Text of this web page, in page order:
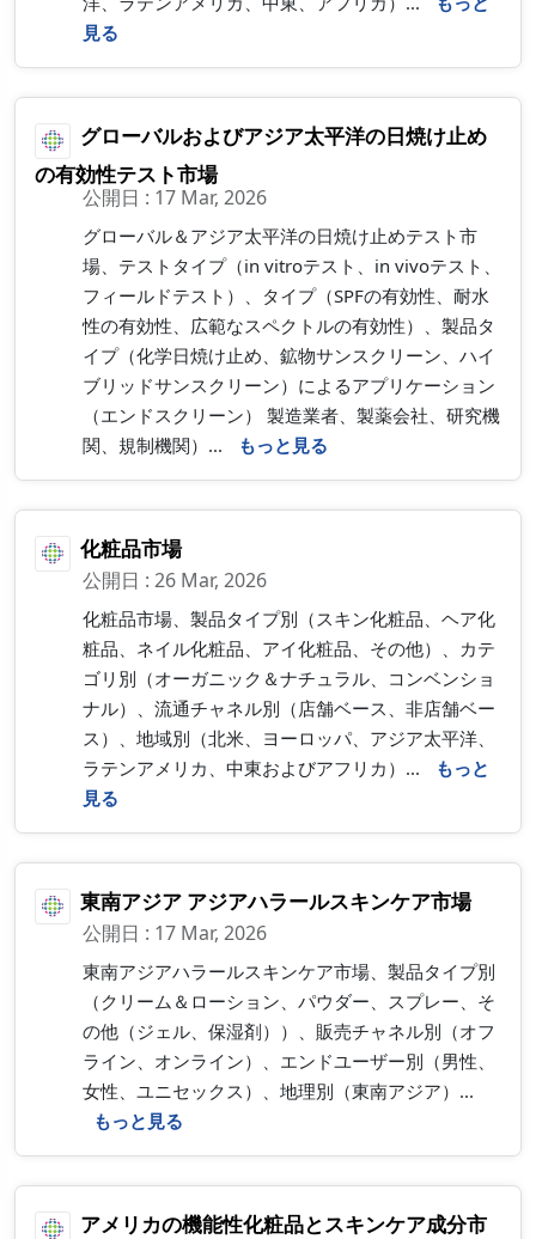
見る
グローバルおよびアジア太平洋の日焼け止め
の有効性テスト市場
公開日 : 17 Mar, 2026
グローバル＆アジア太平洋の日焼け止めテスト市
場、テストタイプ（in vitroテスト、in vivoテスト、
フィールドテスト）、タイプ（SPFの有効性、耐水
性の有効性、広範なスペクトルの有効性）、製品タ
イプ（化学日焼け止め、鉱物サンスクリーン、ハイ
ブリッドサンスクリーン）によるアプリケーション
（エンドスクリーン） 製造業者、製薬会社、研究機
関、規制機関）...
もっと見る
化粧品市場
公開日 : 26 Mar, 2026
化粧品市場、製品タイプ別（スキン化粧品、ヘア化
粧品、ネイル化粧品、アイ化粧品、その他）、カテ
ゴリ別（オーガニック＆ナチュラル、コンベンショ
ナル）、流通チャネル別（店舗ベース、非店舗ベー
ス）、地域別（北米、ヨーロッパ、アジア太平洋、
ラテンアメリカ、中東およびアフリカ）...
もっと
見る
東南アジア アジアハラールスキンケア市場
公開日 : 17 Mar, 2026
東南アジアハラールスキンケア市場、製品タイプ別
（クリーム＆ローション、パウダー、スプレー、そ
の他（ジェル、保湿剤））、販売チャネル別（オフ
ライン、オンライン）、エンドユーザー別（男性、
女性、ユニセックス）、地理別（東南アジア）...
もっと見る
アメリカの機能性化粧品とスキンケア成分市